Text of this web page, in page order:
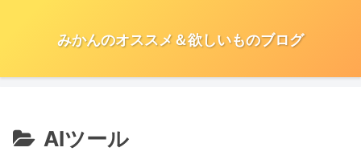
みかんのオススメ＆欲しいものブログ
AIツール